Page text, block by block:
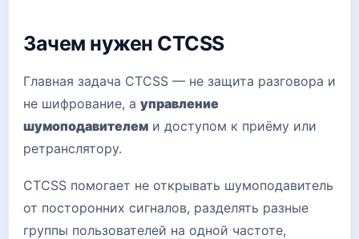
Зачем нужен CTCSS
Главная задача CTCSS — не защита разговора и
не шифрование, а управление
шумоподавителем и доступом к приёму или
ретранслятору.
CTCSS помогает не открывать шумоподавитель
от посторонних сигналов, разделять разные
группы пользователей на одной частоте,